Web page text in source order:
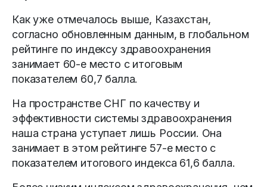
Как уже отмечалось выше, Казахстан,
согласно обновленным данным, в глобальном
рейтинге по индексу здравоохранения
занимает 60-е место с итоговым
показателем 60,7 балла.
На пространстве СНГ по качеству и
эффективности системы здравоохранения
наша страна уступает лишь России. Она
занимает в этом рейтинге 57-е место с
показателем итогового индекса 61,6 балла.